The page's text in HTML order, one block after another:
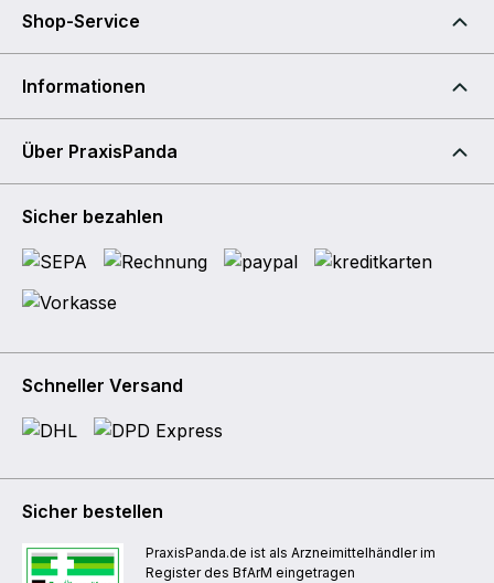
Shop-Service
Informationen
Über PraxisPanda
Sicher bezahlen
Schneller Versand
Sicher bestellen
PraxisPanda.de ist als Arzneimittelhändler im
Register des BfArM eingetragen